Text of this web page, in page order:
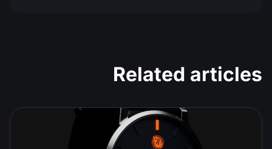
Related articles